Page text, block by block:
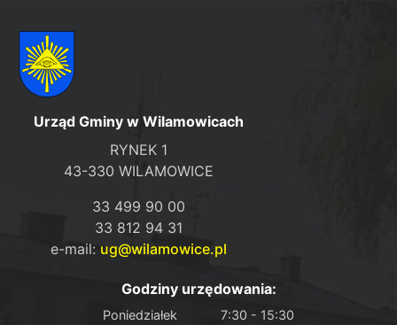
Urząd Gminy w Wilamowicach
RYNEK 1
43-330 WILAMOWICE
33 499 90 00
33 812 94 31
e-mail: ug@wilamowice.pl
Godziny urzędowania:
Poniedziałek 7:30 - 15:30